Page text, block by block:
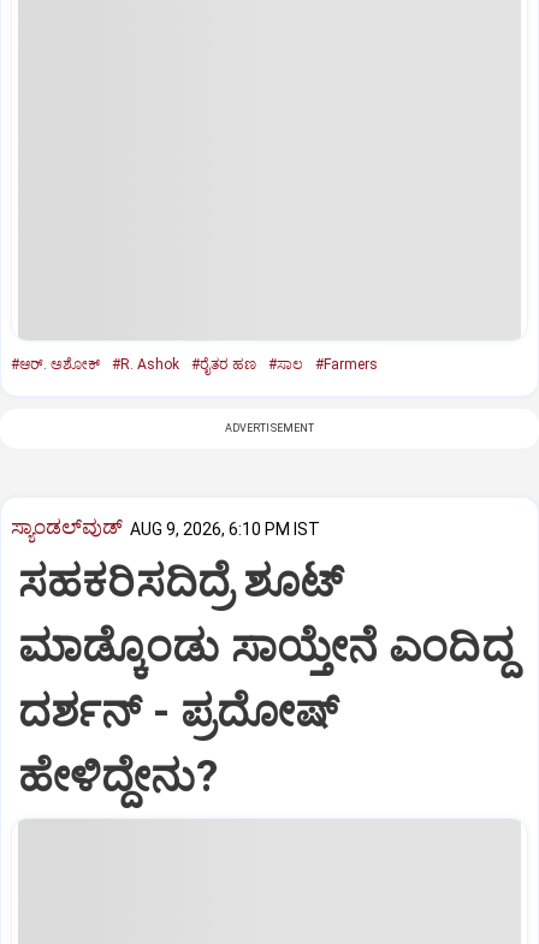
#ಆರ್‌. ಅಶೋಕ್‌ #R. Ashok #ರೈತರ ಹಣ #ಸಾಲ #Farmers
ADVERTISEMENT
ಸ್ಯಾಂಡಲ್‌ವುಡ್‌ AUG 9, 2026, 6:10 PM IST
ಸಹಕರಿಸದಿದ್ರೆ ಶೂಟ್‌
ಮಾಡ್ಕೊಂಡು ಸಾಯ್ತೇನೆ ಎಂದಿದ್ದ
ದರ್ಶನ್‌ - ಪ್ರದೋಷ್‌
ಹೇಳಿದ್ದೇನು?